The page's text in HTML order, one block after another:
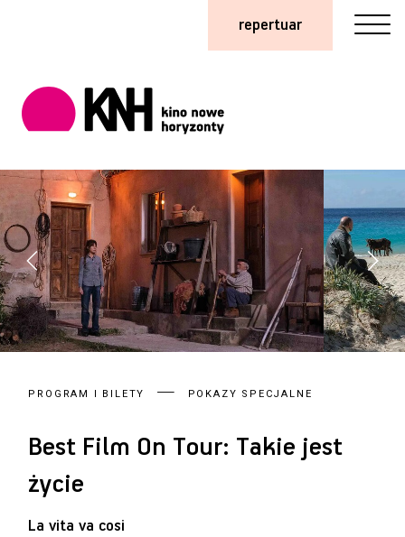
repertuar
PROGRAM I BILETY POKAZY SPECJALNE
Best Film On Tour: Takie jest
życie
La vita va cosi